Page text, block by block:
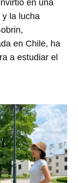
en una
y la lucha
en Chile, ha
a estudiar el